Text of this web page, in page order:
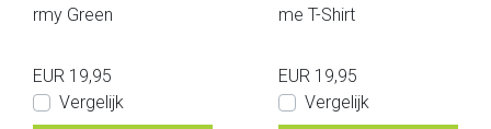
rmy Green
EUR 19,95
Vergelijk
me T-Shirt
EUR 19,95
Vergelijk